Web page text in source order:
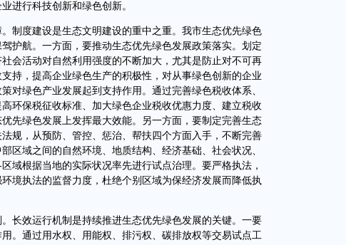
进行科技创新和绿色创新。
度建设是生态文明建设的重中之重。我市生态优先绿色
护航。一方面，要推动生态优先绿色发展政策落实。划定
会活动对自然利用强度的不断加大，尤其是防止对不可再
持，提高企业绿色生产的积极性，对从事绿色创新的企业
对绿色产业发展起到支持作用。通过完善绿色税收体系、
环保税征收标准、加大绿色企业税收优惠力度、建立税收
先绿色发展上发挥最大效能。另一方面，要制定完善生态
规，从预防、管控、惩治、帮扶四个方面入手，不断完善
区域之间的自然环境、地质结构、经济基础、社会状况、
域根据当地的实际状况率先进行试点治理。要严格执法，
境执法的监督力度，杜绝个别区域为保经济发展而降低执
效运行机制是持续推进生态优先绿色发展的关键。一要
。通过用水权、用能权、排污权、碳排放权等交易试点工